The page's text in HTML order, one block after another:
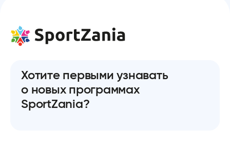
Хотите первыми узнавать
о новых программах
SportZania?